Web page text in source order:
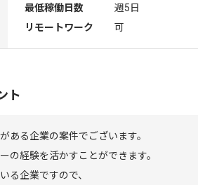
最低稼働日数
週5日
リモートワーク
可
ト
ある企業の案件でございます。
の経験を活かすことができます。
る企業ですので、